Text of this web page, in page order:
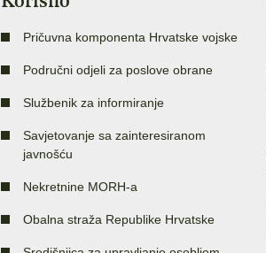
Pričuvna komponenta Hrvatske vojske
Područni odjeli za poslove obrane
Službenik za informiranje
Savjetovanje sa zainteresiranom
javnošću
Nekretnine MORH-a
Obalna straža Republike Hrvatske